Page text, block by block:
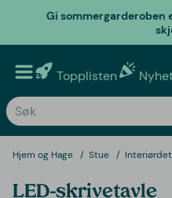
Gi sommergarderoben
Topplisten
Hjem og Hage Stue
LED-skrivetavle